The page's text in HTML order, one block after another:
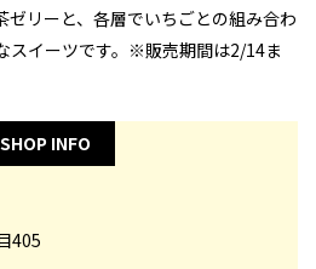
ゼリーと、各層でいちごとの組み合わ
スイーツです。※販売期間は2/14ま
SHOP INFO
405